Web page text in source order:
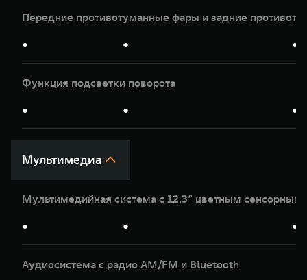
Передние противотуманные фары и задние
● ● ●
Функция подсветки поворота
● ● ●
Мультимедиа
Мультимедийная система с 12,3” цветным сенсорным
● ● ●
Аудиосистема с радио AM/FM и Bluetooth